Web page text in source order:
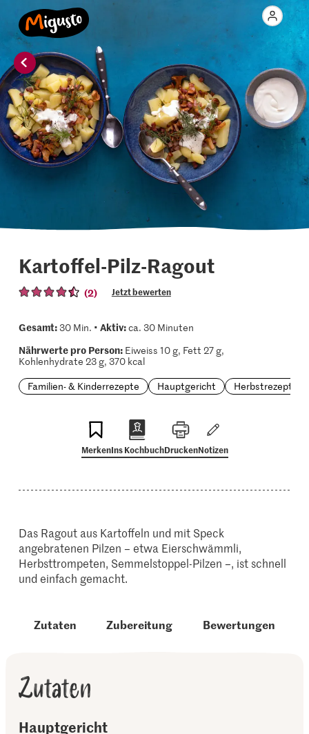
Kartoffel-Pilz-Ragout
(2) Jetzt bewerten
Gesamt:30 Min. • Aktiv:ca. 30 Minuten
Nährwerte pro Person:Eiweiss 10 g, Fett 27 g,
Kohlenhydrate 23 g, 370 kcal
Familien- & Kinderrezepte
Hauptgericht Herbstrezepte
MerkenIns KochbuchDruckenNotizen
Das Ragout aus Kartoffeln und mit Speck
angebratenen Pilzen – etwa Eierschwämmli,
Herbsttrompeten, Semmelstoppel-Pilzen –, ist schnell
und einfach gemacht.
Zutaten Zubereitung Bewertungen
Zutaten
Hauptgericht